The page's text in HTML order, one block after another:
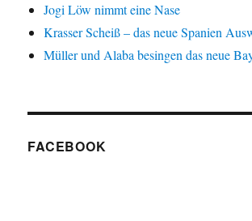
Jogi Löw nimmt eine Nase
Krasser Scheiß – das neue Spanien
Müller und Alaba besingen das neue
FACEBOOK